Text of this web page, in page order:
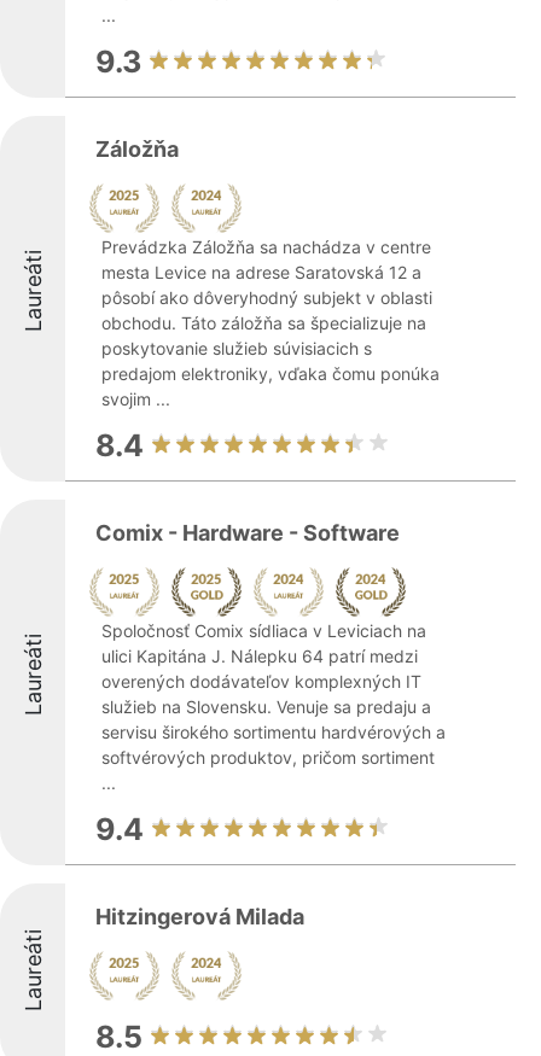
...
9.3
Laureáti
Záložňa
Prevádzka Záložňa sa nachádza v centre
mesta Levice na adrese Saratovská 12 a
pôsobí ako dôveryhodný subjekt v oblasti
obchodu. Táto záložňa sa špecializuje na
poskytovanie služieb súvisiacich s
predajom elektroniky, vďaka čomu ponúka
svojim ...
8.4
Laureáti
Comix - Hardware - Software
Spoločnosť Comix sídliaca v Leviciach na
ulici Kapitána J. Nálepku 64 patrí medzi
overených dodávateľov komplexných IT
služieb na Slovensku. Venuje sa predaju a
servisu širokého sortimentu hardvérových a
softvérových produktov, pričom sortiment
...
9.4
Laureáti
Hitzingerová Milada
8.5